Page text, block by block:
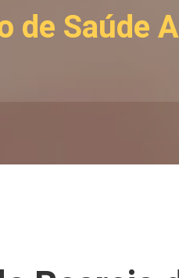
de Saúde